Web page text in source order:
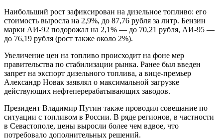
Наибольший рост зафиксирован на дизельное топливо: его
стоимость выросла на 2,9%, до 87,76 рубля за литр. Бензин
марки АИ-92 подорожал на 2,1% — до 70,21 рубля, АИ-95 —
до 76,19 рубля (рост также около 2%).
Увеличение цен на топливо происходит на фоне мер
правительства по стабилизации рынка. Ранее был введен
запрет на экспорт дизельного топлива, а вице-премьер
Александр Новак заявлял о максимальной загрузке
действующих нефтеперерабатывающих заводов.
Президент Владимир Путин также проводил совещание по
ситуации с топливом в России. В ряде регионов, в частности
в Севастополе, цены выросли более чем вдвое, что
потребовало дополнительных решений.